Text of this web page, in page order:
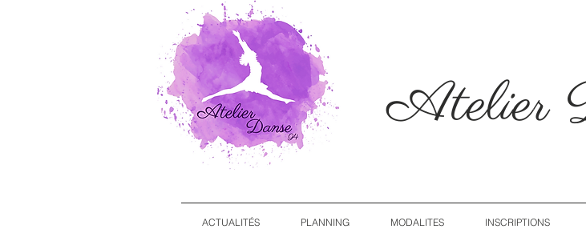
Atelier
ACTUALITÉS PLANNING MODALITES INSCRIPTIONS